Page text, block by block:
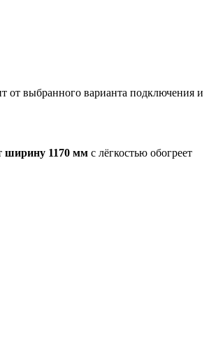
от выбранного варианта подключения и
ширину 1170 мм с лёгкостью обогреет